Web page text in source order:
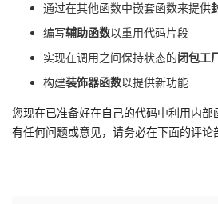
通过在其他函数中嵌套函数来提供
编写辅助函数以重用代码片段
实现在调用之间保持状态的闭包工
构建装饰器函数以提供新功能
您现在已准备好在自己的代码中利用内部
有任何问题或意见，请务必在下面的评论